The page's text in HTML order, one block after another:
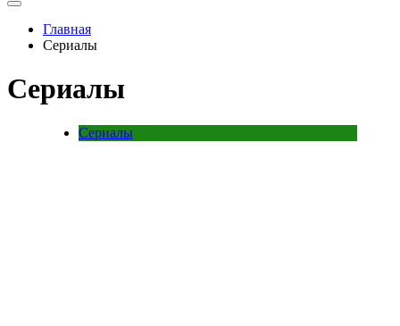
Главная
Сериалы
Сериалы
Сериалы